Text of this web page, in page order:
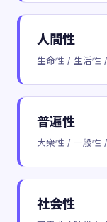
人間性
生命性 / 生活性
普遍性
大衆性 / 一般性
社会性